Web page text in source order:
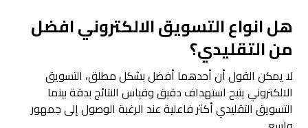
هل انواع التسويق الالكتروني افضل
من التقليدي؟
لا يمكن القول أن أحدهما أفضل بشكل مطلق، التسويق
الالكتروني يتيح استهداف دقيق وقياس النتائج بدقة بينما
التسويق التقليدي أكثر فاعلية عند الرغبة الوصول إلى جمهور